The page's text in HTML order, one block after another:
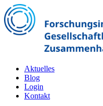
Zum Hauptinhalt springen
Aktuelles
Blog
Login
Kontakt